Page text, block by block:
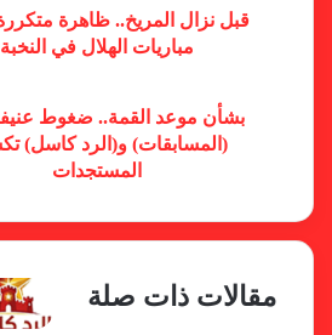
قبل نزال المريخ.. ظاهرة
مباريات الهلال في النخبة
بشأن موعد القمة.. ضغوط
(المسابقات) و(الرد كاسل)
المستجدات
مقالات ذات صلة